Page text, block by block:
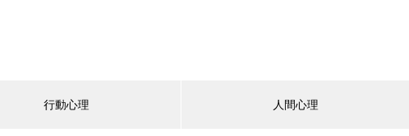
行動心理 人間心理